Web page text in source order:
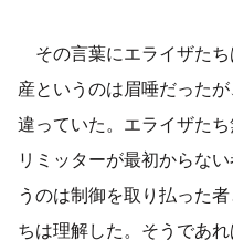
その言葉にエライザた
産というのは眉唾だった
違っていた。エライザたち
リミッターが最初からな
うのは制御を取り払った
ちは理解した。そうであ